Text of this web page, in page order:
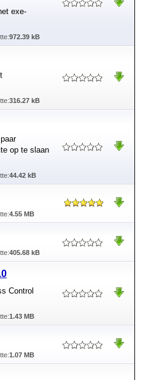
exe-
972.39 kB
316.27 kB
op te slaan
44.42 kB
4.55 MB
405.68 kB
Control
1.43 MB
1.07 MB